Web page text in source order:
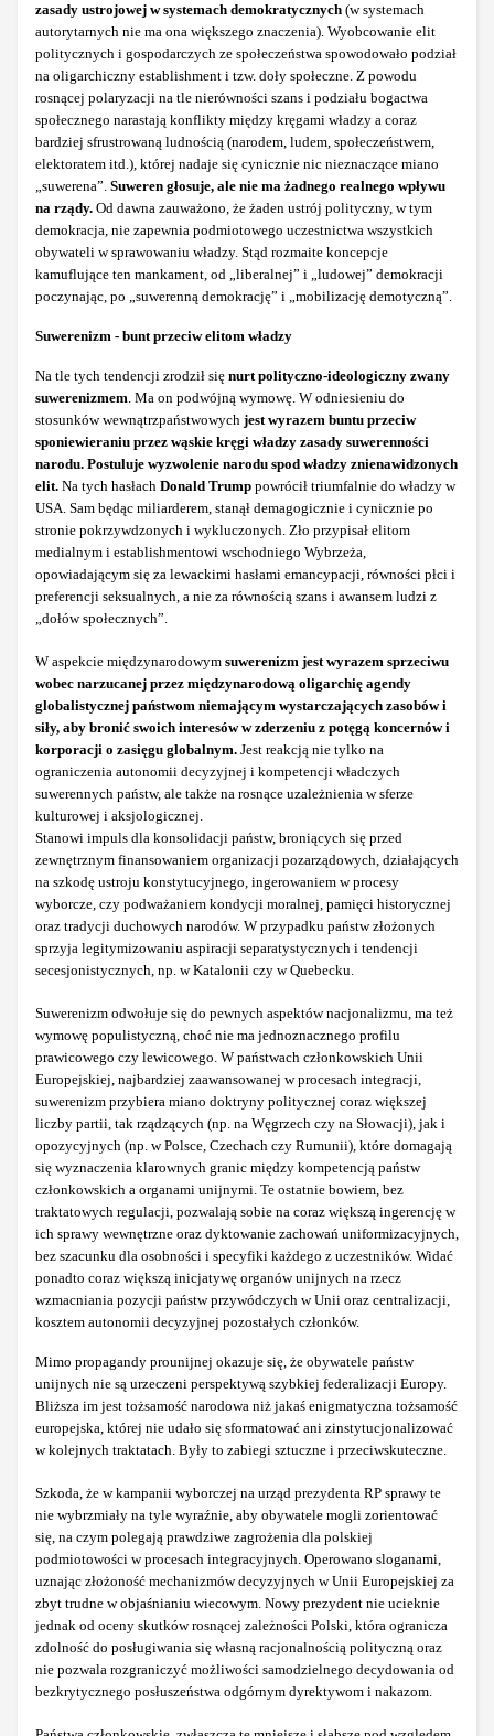
zasady ustrojowej w systemach demokratycznych (w systemach
autorytarnych nie ma ona większego znaczenia). Wyobcowanie elit
politycznych i gospodarczych ze społeczeństwa spowodowało podział
na oligarchiczny establishment i tzw. doły społeczne. Z powodu
rosnącej polaryzacji na tle nierówności szans i podziału bogactwa
społecznego narastają konflikty między kręgami władzy a coraz
bardziej sfrustrowaną ludnością (narodem, ludem, społeczeństwem,
elektoratem itd.), której nadaje się cynicznie nic nieznaczące miano
„suwerena”. Suweren głosuje, ale nie ma żadnego realnego wpływu
na rządy. Od dawna zauważono, że żaden ustrój polityczny, w tym
demokracja, nie zapewnia podmiotowego uczestnictwa wszystkich
obywateli w sprawowaniu władzy. Stąd rozmaite koncepcje
kamuflujące ten mankament, od „liberalnej” i „ludowej” demokracji
poczynając, po „suwerenną demokrację” i „mobilizację demotyczną”.
Suwerenizm - bunt przeciw elitom władzy
Na tle tych tendencji zrodził się nurt polityczno-ideologiczny zwany
suwerenizmem. Ma on podwójną wymowę. W odniesieniu do
stosunków wewnątrzpaństwowych jest wyrazem buntu przeciw
sponiewieraniu przez wąskie kręgi władzy zasady suwerenności
narodu. Postuluje wyzwolenie narodu spod władzy znienawidzonych
elit. Na tych hasłach Donald Trump powrócił triumfalnie do władzy w
USA. Sam będąc miliarderem, stanął demagogicznie i cynicznie po
stronie pokrzywdzonych i wykluczonych. Zło przypisał elitom
medialnym i establishmentowi wschodniego Wybrzeża,
opowiadającym się za lewackimi hasłami emancypacji, równości płci i
preferencji seksualnych, a nie za równością szans i awansem ludzi z
„dołów społecznych”.
W aspekcie międzynarodowym suwerenizm jest wyrazem sprzeciwu
wobec narzucanej przez międzynarodową oligarchię agendy
globalistycznej państwom niemającym wystarczających zasobów i
siły, aby bronić swoich interesów w zderzeniu z potęgą koncernów i
korporacji o zasięgu globalnym. Jest reakcją nie tylko na
ograniczenia autonomii decyzyjnej i kompetencji władczych
suwerennych państw, ale także na rosnące uzależnienia w sferze
kulturowej i aksjologicznej.
Stanowi impuls dla konsolidacji państw, broniących się przed
zewnętrznym finansowaniem organizacji pozarządowych, działających
na szkodę ustroju konstytucyjnego, ingerowaniem w procesy
wyborcze, czy podważaniem kondycji moralnej, pamięci historycznej
oraz tradycji duchowych narodów. W przypadku państw złożonych
sprzyja legitymizowaniu aspiracji separatystycznych i tendencji
secesjonistycznych, np. w Katalonii czy w Quebecku.
Suwerenizm odwołuje się do pewnych aspektów nacjonalizmu, ma też
wymowę populistyczną, choć nie ma jednoznacznego profilu
prawicowego czy lewicowego. W państwach członkowskich Unii
Europejskiej, najbardziej zaawansowanej w procesach integracji,
suwerenizm przybiera miano doktryny politycznej coraz większej
liczby partii, tak rządzących (np. na Węgrzech czy na Słowacji), jak i
opozycyjnych (np. w Polsce, Czechach czy Rumunii), które domagają
się wyznaczenia klarownych granic między kompetencją państw
członkowskich a organami unijnymi. Te ostatnie bowiem, bez
traktatowych regulacji, pozwalają sobie na coraz większą ingerencję w
ich sprawy wewnętrzne oraz dyktowanie zachowań uniformizacyjnych,
bez szacunku dla osobności i specyfiki każdego z uczestników. Widać
ponadto coraz większą inicjatywę organów unijnych na rzecz
wzmacniania pozycji państw przywódczych w Unii oraz centralizacji,
kosztem autonomii decyzyjnej pozostałych członków.
Mimo propagandy prounijnej okazuje się, że obywatele państw
unijnych nie są urzeczeni perspektywą szybkiej federalizacji Europy.
Bliższa im jest tożsamość narodowa niż jakaś enigmatyczna tożsamość
europejska, której nie udało się sformatować ani zinstytucjonalizować
w kolejnych traktatach. Były to zabiegi sztuczne i przeciwskuteczne.
Szkoda, że w kampanii wyborczej na urząd prezydenta RP sprawy te
nie wybrzmiały na tyle wyraźnie, aby obywatele mogli zorientować
się, na czym polegają prawdziwe zagrożenia dla polskiej
podmiotowości w procesach integracyjnych. Operowano sloganami,
uznając złożoność mechanizmów decyzyjnych w Unii Europejskiej za
zbyt trudne w objaśnianiu wiecowym. Nowy prezydent nie ucieknie
jednak od oceny skutków rosnącej zależności Polski, która ogranicza
zdolność do posługiwania się własną racjonalnością polityczną oraz
nie pozwala rozgraniczyć możliwości samodzielnego decydowania od
bezkrytycznego posłuszeństwa odgórnym dyrektywom i nakazom.